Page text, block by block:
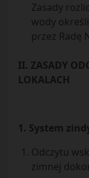
Zasady
wody
przez Radę
II. ZASADY
LOKALACH
1. System
Odczytu
zimnej